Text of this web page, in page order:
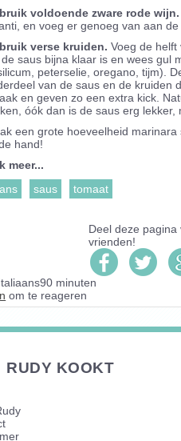
voldoende zware rode wijn.
en voeg er genoeg van aan de
verse kruiden. Voeg de
saus bijna klaar is en wees gul
peterselie, oregano, tijm).
van de saus en de kruiden
en geven zo een extra kick.
óók dan is de saus erg
een grote hoeveelheid
hand!
meer...
saus tomaat
Deel deze pagina
vrienden!
90 minuten
om te reageren
RUDY KOOKT